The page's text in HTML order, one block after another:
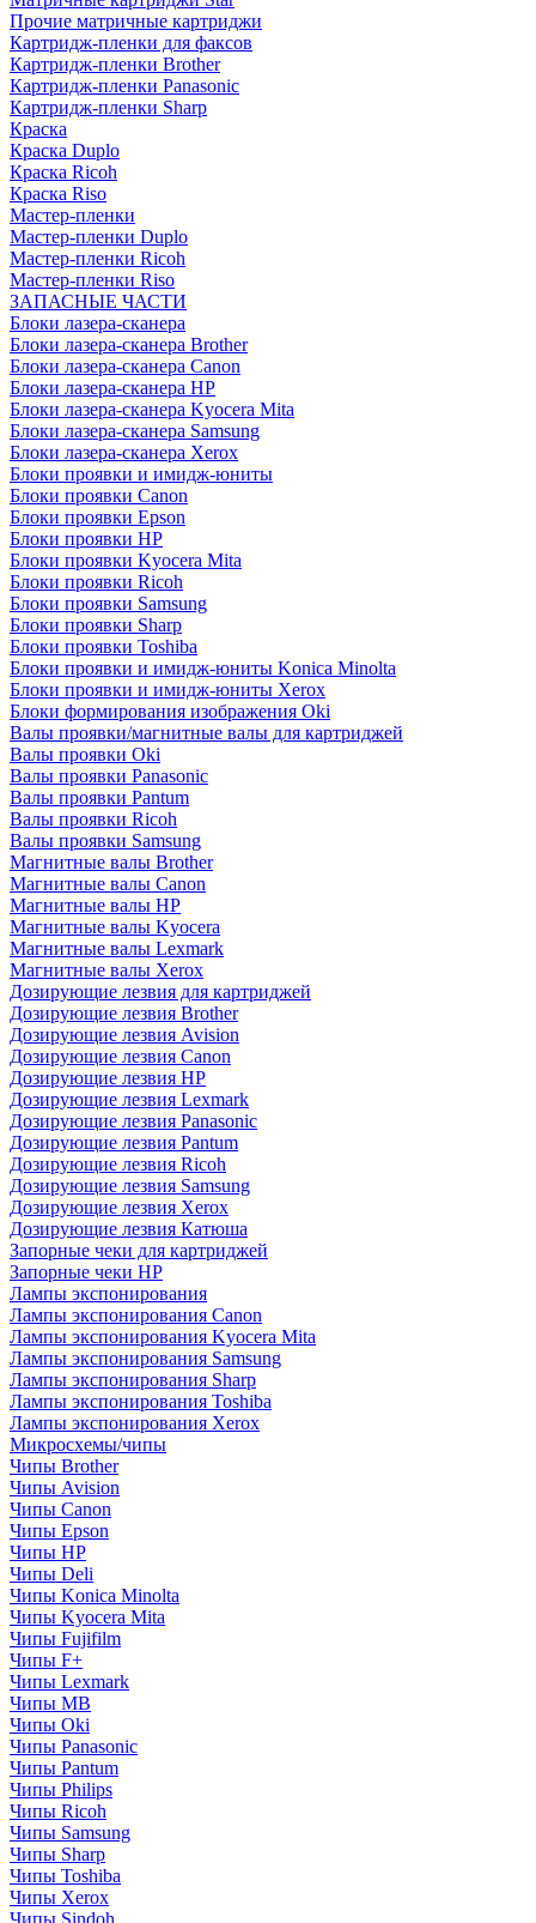
Прочие матричные картриджи
Картридж-пленки для факсов
Картридж-пленки Brother
Картридж-пленки Panasonic
Картридж-пленки Sharp
Краска
Краска Duplo
Краска Ricoh
Краска Riso
Мастер-пленки
Мастер-пленки Duplo
Мастер-пленки Ricoh
Мастер-пленки Riso
ЗАПАСНЫЕ ЧАСТИ
Блоки лазера-сканера
Блоки лазера-сканера Brother
Блоки лазера-сканера Canon
Блоки лазера-сканера HP
Блоки лазера-сканера Kyocera Mita
Блоки лазера-сканера Samsung
Блоки лазера-сканера Xerox
Блоки проявки и имидж-юниты
Блоки проявки Canon
Блоки проявки Epson
Блоки проявки HP
Блоки проявки Kyocera Mita
Блоки проявки Ricoh
Блоки проявки Samsung
Блоки проявки Sharp
Блоки проявки Toshiba
Блоки проявки и имидж-юниты Konica Minolta
Блоки проявки и имидж-юниты Xerox
Блоки формирования изображения Oki
Валы проявки/магнитные валы для картриджей
Валы проявки Oki
Валы проявки Panasonic
Валы проявки Pantum
Валы проявки Ricoh
Валы проявки Samsung
Магнитные валы Brother
Магнитные валы Canon
Магнитные валы HP
Магнитные валы Kyocera
Магнитные валы Lexmark
Магнитные валы Xerox
Дозирующие лезвия для картриджей
Дозирующие лезвия Brother
Дозирующие лезвия Avision
Дозирующие лезвия Canon
Дозирующие лезвия HP
Дозирующие лезвия Lexmark
Дозирующие лезвия Panasonic
Дозирующие лезвия Pantum
Дозирующие лезвия Ricoh
Дозирующие лезвия Samsung
Дозирующие лезвия Xerox
Дозирующие лезвия Катюша
Запорные чеки для картриджей
Запорные чеки HP
Лампы экспонирования
Лампы экспонирования Canon
Лампы экспонирования Kyocera Mita
Лампы экспонирования Samsung
Лампы экспонирования Sharp
Лампы экспонирования Toshiba
Лампы экспонирования Xerox
Микросхемы/чипы
Чипы Brother
Чипы Avision
Чипы Canon
Чипы Epson
Чипы HP
Чипы Deli
Чипы Konica Minolta
Чипы Kyocera Mita
Чипы Fujifilm
Чипы F+
Чипы Lexmark
Чипы MB
Чипы Oki
Чипы Panasonic
Чипы Pantum
Чипы Philips
Чипы Ricoh
Чипы Samsung
Чипы Sharp
Чипы Toshiba
Чипы Xerox
Чипы Sindoh